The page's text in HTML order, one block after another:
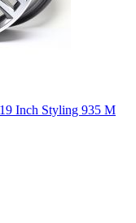
Inch Styling 935 M